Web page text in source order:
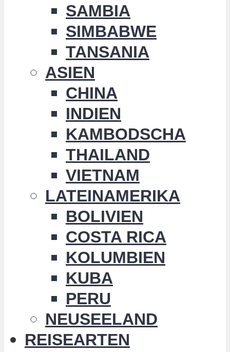
SAMBIA
SIMBABWE
TANSANIA
ASIEN
CHINA
INDIEN
KAMBODSCHA
THAILAND
VIETNAM
LATEINAMERIKA
BOLIVIEN
COSTA RICA
KOLUMBIEN
KUBA
PERU
NEUSEELAND
REISEARTEN